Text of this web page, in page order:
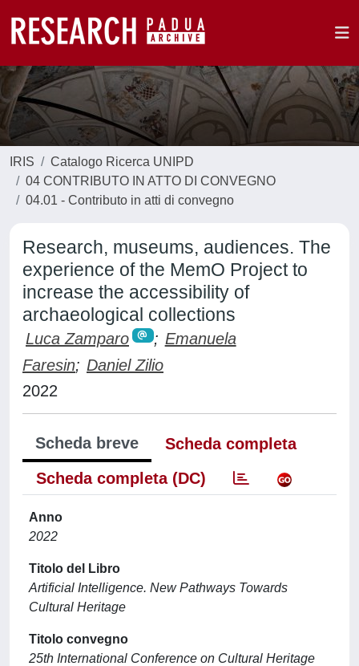
IRIS
Catalogo Ricerca UNIPD
04 CONTRIBUTO IN ATTO DI CONVEGNO
04.01 - Contributo in atti di convegno
Research, museums, audiences. The
experience of the MemO Project to
increase the accessibility of
archaeological collections
Luca Zamparo ; Emanuela
Faresin; Daniel Zilio
2022
Scheda breve
Scheda completa
Scheda completa (DC)
Anno
2022
Titolo del Libro
Artificial Intelligence. New Pathways Towards
Cultural Heritage
Titolo convegno
25th International Conference on Cultural Heritage